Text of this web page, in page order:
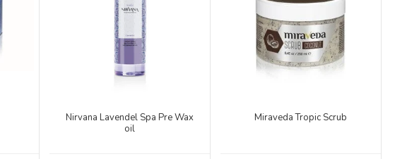
Nirvana Lavendel Spa Pre Wax
oil
Miraveda Tropic Scrub